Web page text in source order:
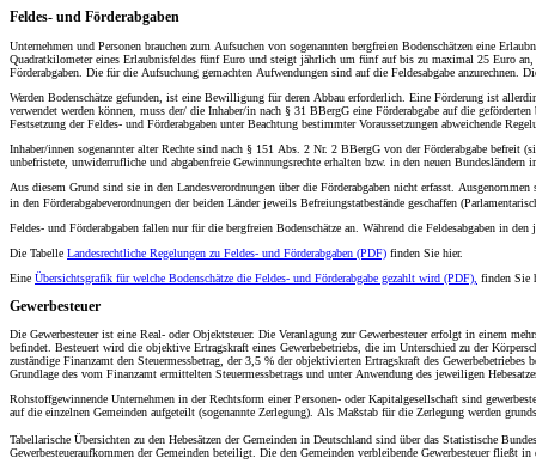
Feldes- und Förderabgaben
Unternehmen und Personen brauchen zum Aufsuchen von sogenannten bergfreien Bodenschätzen eine
Quadratkilometer eines Erlaubnisfeldes fünf Euro und steigt jährlich um fünf auf bis zu maximal 25 Euro
Förderabgaben. Die für die Aufsuchung gemachten Aufwendungen sind auf die Feldesabgabe anzurechnen.
Werden Bodenschätze gefunden, ist eine Bewilligung für deren Abbau erforderlich. Eine Förderung ist
verwendet werden können, muss der/ die Inhaber/in nach § 31 BBergG eine Förderabgabe auf die
Festsetzung der Feldes- und Förderabgaben unter Beachtung bestimmter Voraussetzungen abweichende
Inhaber/innen sogenannter alter Rechte sind nach § 151 Abs. 2 Nr. 2 BBergG von der Förderabgabe befreit
unbefristete, unwiderrufliche und abgabenfreie Gewinnungsrechte erhalten bzw. in den neuen
Aus diesem Grund sind sie in den Landesverordnungen über die Förderabgaben nicht erfasst.
in den Förderabgabeverordnungen der beiden Länder jeweils Befreiungstatbestände geschaffen
Feldes- und Förderabgaben fallen nur für die bergfreien Bodenschätze an. Während die Feldesabgaben in
Die Tabelle Landesrechtliche Regelungen zu Feldes- und Förderabgaben (PDF) finden Sie hier.
Eine Übersichtsgrafik für welche Bodenschätze die Feldes- und Förderabgabe gezahlt wird (PDF), finden Sie
Gewerbesteuer
Die Gewerbesteuer ist eine Real- oder Objektsteuer. Die Veranlagung zur Gewerbesteuer erfolgt in einem
befindet. Besteuert wird die objektive Ertragskraft eines Gewerbebetriebs, die im Unterschied zu der
zuständige Finanzamt den Steuermessbetrag, der 3,5 % der objektivierten Ertragskraft des
Grundlage des vom Finanzamt ermittelten Steuermessbetrags und unter Anwendung des jeweiligen
Rohstoffgewinnende Unternehmen in der Rechtsform einer Personen- oder Kapitalgesellschaft sind
auf die einzelnen Gemeinden aufgeteilt (sogenannte Zerlegung). Als Maßstab für die Zerlegung werden
Tabellarische Übersichten zu den Hebesätzen der Gemeinden in Deutschland sind über das Statistische
Gewerbesteueraufkommen der Gemeinden beteiligt. Die den Gemeinden verbleibende Gewerbesteuer